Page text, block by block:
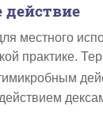
действие
местного
практике.